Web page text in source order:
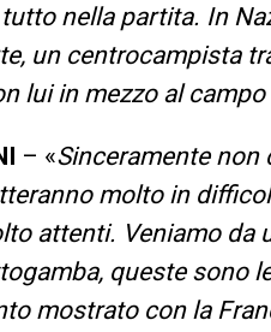
nella partita. In
un centrocampista
lui in mezzo al
– «Sinceramente
molto in
attenti. Veniamo da
queste sono
mostrato con la